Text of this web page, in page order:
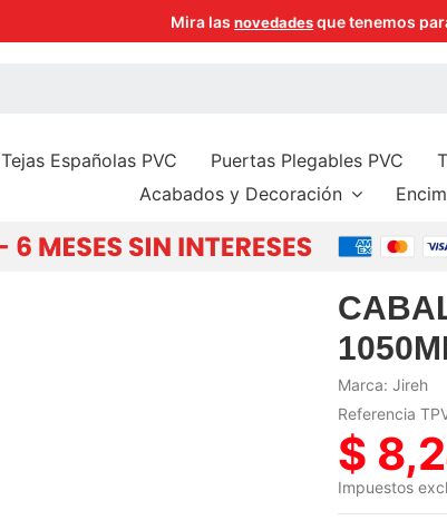
Mira lasnovedadesque tenemos
Tejas Españolas PVC Puertas Plegables PVC
Acabados y Decoración
Marca: Jireh
Referencia
$
Impuestos